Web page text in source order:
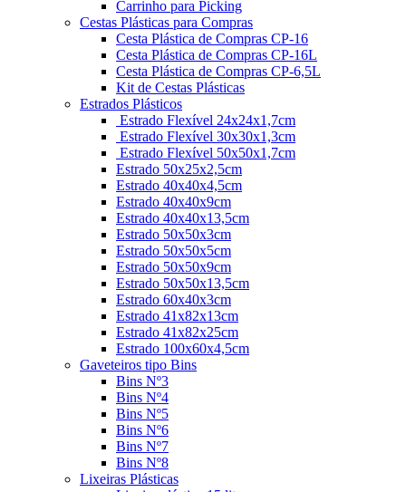
Carrinho para Picking
Cestas Plásticas para Compras
Cesta Plástica de Compras CP-16
Cesta Plástica de Compras CP-16L
Cesta Plástica de Compras CP-6,5L
Kit de Cestas Plásticas
Estrados Plásticos
Estrado Flexível 24x24x1,7cm
Estrado Flexível 30x30x1,3cm
Estrado Flexível 50x50x1,7cm
Estrado 50x25x2,5cm
Estrado 40x40x4,5cm
Estrado 40x40x9cm
Estrado 40x40x13,5cm
Estrado 50x50x3cm
Estrado 50x50x5cm
Estrado 50x50x9cm
Estrado 50x50x13,5cm
Estrado 60x40x3cm
Estrado 41x82x13cm
Estrado 41x82x25cm
Estrado 100x60x4,5cm
Gaveteiros tipo Bins
Bins Nº3
Bins Nº4
Bins Nº5
Bins Nº6
Bins Nº7
Bins Nº8
Lixeiras Plásticas